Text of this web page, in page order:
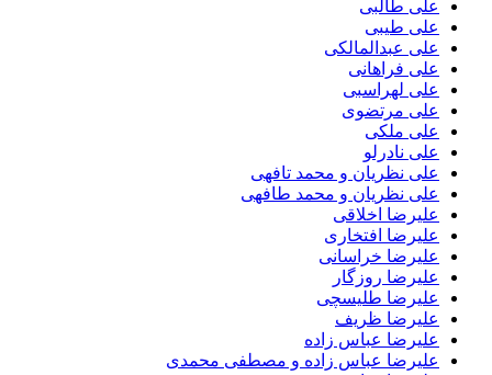
علی طالبی
علی طیبی
علی عبدالمالکی
علی فراهانی
علی لهراسبی
علی مرتضوی
علی ملکی
علی نادرلو
علی نظریان و محمد تافهی
علی نظریان و محمد طافهی
علیرضا اخلاقی
علیرضا افتخاری
علیرضا خراسانی
علیرضا روزگار
علیرضا طلیسچی
علیرضا ظریف
علیرضا عباس زاده
علیرضا عباس زاده و مصطفی محمدی